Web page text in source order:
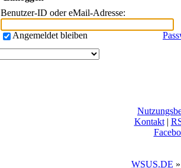
Benutzer-ID oder eMail-Adresse:
Angemeldet bleiben
Kontakt|
WSUS.DE